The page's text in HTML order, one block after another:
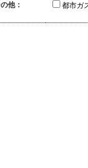
他： 都市ガ